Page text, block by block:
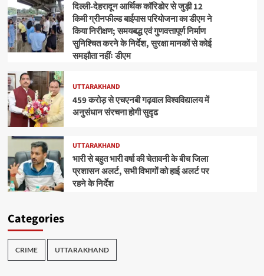
दिल्ली-देहरादून आर्थिक कॉरिडोर से जुड़ी 12
किमी ग्रीनफील्ड बाईपास परियोजना का डीएम ने
किया निरीक्षण; समयबद्ध एवं गुणवत्तापूर्ण निर्माण
सुनिश्चित करने के निर्देश, सुरक्षा मानकों से कोई
समझौता नहींः डीएम
UTTARAKHAND
459 करोड़ से एचएनबी गढ़वाल विश्वविद्यालय में
अनुसंधान संरचना होगी सुदृढ
UTTARAKHAND
भारी से बहुत भारी वर्षा की चेतावनी के बीच जिला
प्रशासन अलर्ट, सभी विभागों को हाई अलर्ट पर
रहने के निर्देश
Categories
CRIME UTTARAKHAND